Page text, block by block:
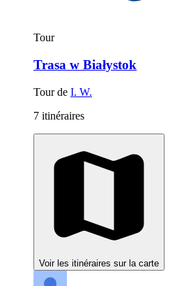
Tour
Trasa w Białystok
Tour de I. W.
7 itinéraires
Voir les itinéraires sur la carte